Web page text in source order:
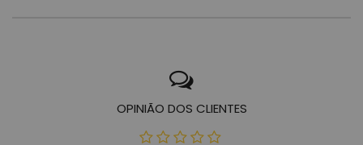
OPINIÃO DOS CLIENTES